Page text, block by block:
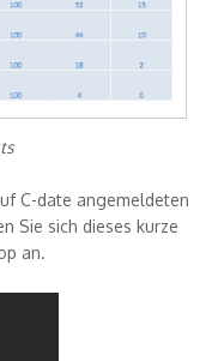
C-date angemeldeten
Sie sich dieses kurze
an.